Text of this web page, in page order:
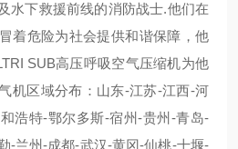
水下救援前线的消防战士.他们在
着危险为社会提供和谐保障，他
SUB高压呼吸空气压缩机为他
机区域分布：山东-江苏-江西-河
浩特-鄂尔多斯-宿州-贵州-青岛-
-兰州-成都-武汉-黄冈-仙桃-十堰-